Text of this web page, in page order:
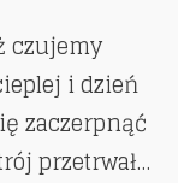
czujemy
i dzień
zaczerpnąć
przetrwał…